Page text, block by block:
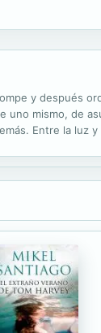
y después
uno mismo, de
Entre la